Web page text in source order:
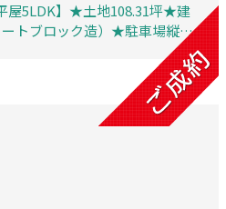
屋5LDK】★土地108.31坪★建
トブロック造）★駐車場縦列3
付き）★エアコン4台新品取替